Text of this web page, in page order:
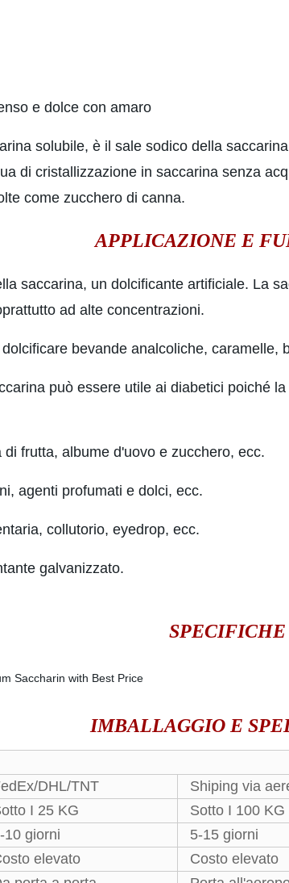
e dolce con amaro
solubile, è il sale sodico della
di cristallizzazione in saccarina senza
come zucchero di canna.
APPLICAZIONE E
saccarina, un dolcificante artificiale. La
ad alte concentrazioni.
bevande analcoliche, caramelle,
può essere utile ai diabetici poiché
frutta, albume d'uovo e zucchero, ecc.
agenti profumati e dolci, ecc.
collutorio, eyedrop, ecc.
galvanizzato.
SPECIFICHE
IMBALLAGGIO E
DHL/TNT Shiping via
I 25 KG Sotto I 100 KG
10 giorni 5-15 giorni
elevato Costo elevato